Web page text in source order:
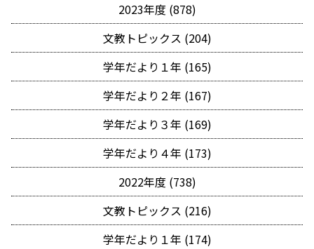
2023年度 (878)
文教トピックス (204)
学年だより１年 (165)
学年だより２年 (167)
学年だより３年 (169)
学年だより４年 (173)
2022年度 (738)
文教トピックス (216)
学年だより１年 (174)